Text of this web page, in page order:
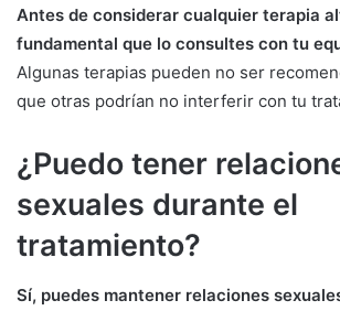
Antes de considerar cualquier terapia
fundamental que lo consultes con tu
Algunas terapias pueden no ser
que otras podrían no interferir con tu
¿Puedo tener
sexuales durante el
tratamiento?
Sí, puedes mantener relaciones